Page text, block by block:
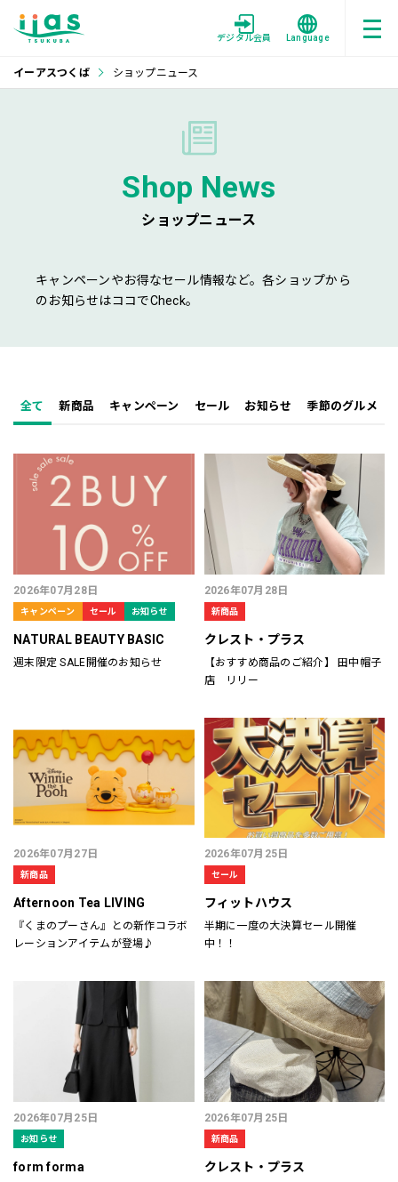
デジタル会員 Language
イーアスつくば ショップニュース
Shop News
ショップニュース
キャンペーンやお得なセール情報など。各ショップから
のお知らせはココでCheck。
全て 新商品 キャンペーン セール お知らせ 季節のグルメ
2026年07月28日
キャンペーン セール お知らせ
NATURAL BEAUTY BASIC
週末限定 SALE開催のお知らせ
2026年07月28日
新商品
クレスト・プラス
【おすすめ商品のご紹介】 田中帽子
店 リリー
2026年07月27日
新商品
Afternoon Tea LIVING
『くまのプーさん』との新作コラボ
レーションアイテムが登場♪
2026年07月25日
セール
フィットハウス
半期に一度の大決算セール開催
中！！
2026年07月25日
お知らせ
form forma
2026年07月25日
新商品
クレスト・プラス